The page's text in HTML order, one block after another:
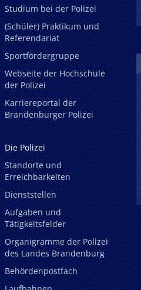
Studium bei der Polizei
(Schüler) Praktikum und
Referendariat
Sportfördergruppe
Webseite der Hochschule
der Polizei
Karriereportal der
Brandenburger Polizei
Die Polizei
Standorte und
Erreichbarkeiten
Dienststellen
Aufgaben und
Tätigkeitsfelder
Organigramme der Polizei
des Landes Brandenburg
Behördenpostfach